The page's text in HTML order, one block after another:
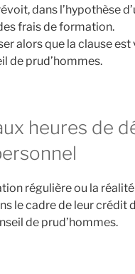
dans l’hypothèse
frais de formation.
alors que la clause
de prud’hommes.
heures de
régulière ou la
le cadre de leur crédit
de prud’hommes.